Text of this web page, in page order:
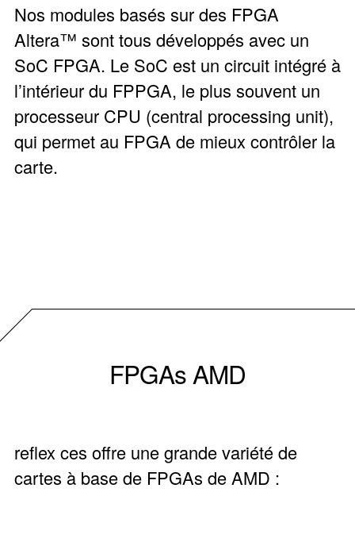
Nos modules basés sur des FPGA
Altera™ sont tous développés avec un
SoC FPGA. Le SoC est un circuit intégré à
l’intérieur du FPPGA, le plus souvent un
processeur CPU (central processing unit),
qui permet au FPGA de mieux contrôler la
carte.
FPGAs AMD
reflex ces offre une grande variété de
cartes à base de FPGAs de AMD :